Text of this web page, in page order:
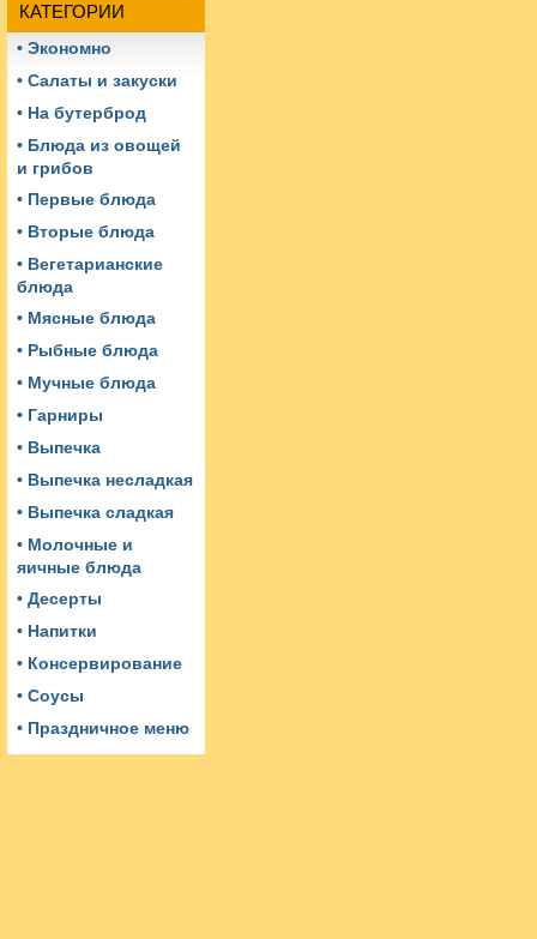
КАТЕГОРИИ
• Экономно
• Салаты и закуски
• На бутерброд
• Блюда из овощей
и грибов
• Первые блюда
• Вторые блюда
• Вегетарианские
блюда
• Мясные блюда
• Рыбные блюда
• Мучные блюда
• Гарниры
• Выпечка
• Выпечка несладкая
• Выпечка сладкая
• Молочные и
яичные блюда
• Десерты
• Напитки
• Консервирование
• Соусы
• Праздничное меню